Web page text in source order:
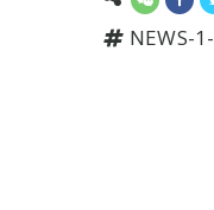
NEWS-